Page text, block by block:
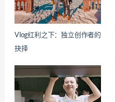
Vlog红利之下：独立创作者的
抉择